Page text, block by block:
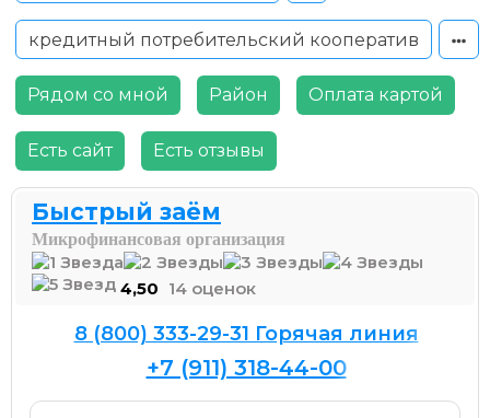
кредитный потребительский кооператив
Рядом со мной Район Оплата картой
Есть сайт Есть отзывы
Быстрый заём
Микрофинансовая организация
4,50 14 оценок
8 (800) 333-29-31 Горячая линия
+7 (911) 318-44-00